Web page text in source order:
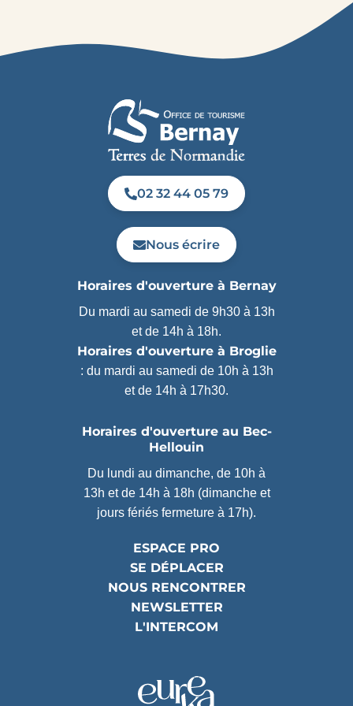
02 32 44 05 79
Nous écrire
Horaires d'ouverture à Bernay
Du mardi au samedi de 9h30 à 13h
et de 14h à 18h.
Horaires d'ouverture à Broglie
: du mardi au samedi de 10h à 13h
et de 14h à 17h30.
Horaires d'ouverture au Bec-
Hellouin
Du lundi au dimanche, de 10h à
13h et de 14h à 18h (dimanche et
jours fériés fermeture à 17h).
ESPACE PRO
SE DÉPLACER
NOUS RENCONTRER
NEWSLETTER
L'INTERCOM